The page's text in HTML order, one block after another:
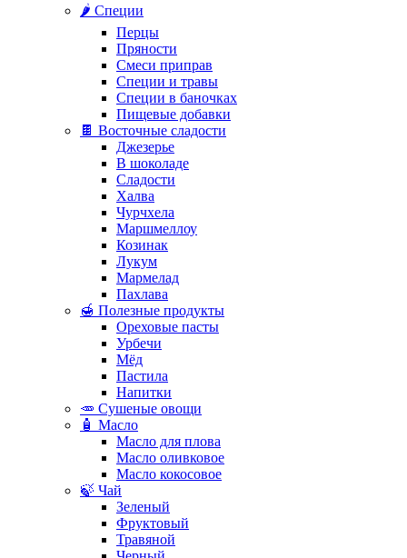
🌶️ Специи
Перцы
Пряности
Смеси приправ
Специи и травы
Специи в баночках
Пищевые добавки
🍫 Восточные сладости
Джезерье
В шоколаде
Сладости
Халва
Чурчхела
Маршмеллоу
Козинак
Лукум
Мармелад
Пахлава
🍯 Полезные продукты
Ореховые пасты
Урбечи
Мёд
Пастила
Напитки
🥕 Сушеные овощи
🧴 Масло
Масло для плова
Масло оливковое
Масло кокосовое
🍃 Чай
Зеленый
Фруктовый
Травяной